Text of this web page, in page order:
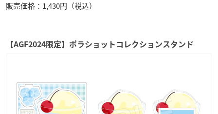
販売価格：1,430円（税込）
【AGF2024限定】ポラショットコレクションスタンド